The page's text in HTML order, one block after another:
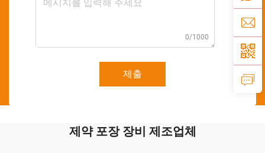
0/1000
제출
제약 포장 장비 제조업체